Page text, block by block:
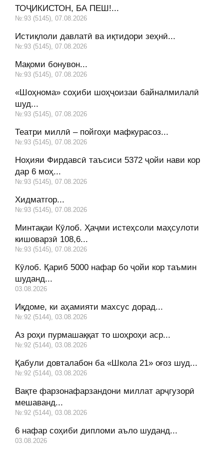
ТОҶИКИСТОН, БА ПЕШ!...
№:93 (5145), 07.08.2026
Истиқлоли давлатӣ ва иқтидори зеҳнӣ...
№:93 (5145), 07.08.2026
Мақоми бонувон...
№:93 (5145), 07.08.2026
«Шоҳнома» соҳиби шоҳҷоизаи байналмилалӣ
шуд...
№:93 (5145), 07.08.2026
Театри миллӣ – пойгоҳи мафкурасоз...
№:93 (5145), 07.08.2026
Ноҳияи Фирдавсӣ таъсиси 5372 ҷойи нави кор
дар 6 моҳ...
№:93 (5145), 07.08.2026
Хидматгор...
№:93 (5145), 07.08.2026
Минтақаи Кӯлоб. Ҳаҷми истеҳсоли маҳсулоти
кишоварзӣ 108,6...
№:93 (5145), 07.08.2026
Кӯлоб. Қариб 5000 нафар бо ҷойи кор таъмин
шуданд...
03.08.2026
Иқдоме, ки аҳамияти махсус дорад...
№:92 (5144), 03.08.2026
Аз роҳи пурмашаққат то шоҳроҳи аср...
№:92 (5144), 03.08.2026
Қабули довталабон ба «Школа 21» оғоз шуд...
№:92 (5144), 03.08.2026
Вақте фарзонафарзандони миллат арҷгузорӣ
мешаванд...
№:92 (5144), 03.08.2026
6 нафар соҳиби дипломи аъло шуданд...
03.08.2026